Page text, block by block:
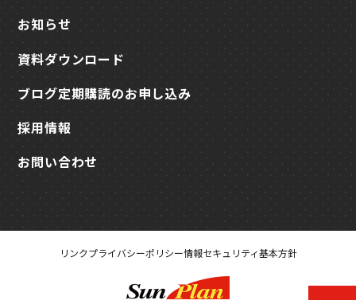
お知らせ
資料ダウンロード
ブログ定期購読のお申し込み
採用情報
お問い合わせ
リンクプライバシーポリシー情報セキュリティ基本方針